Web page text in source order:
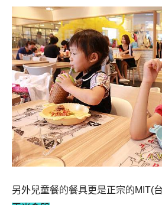
另外兒童餐的餐具更是正宗的MIT(